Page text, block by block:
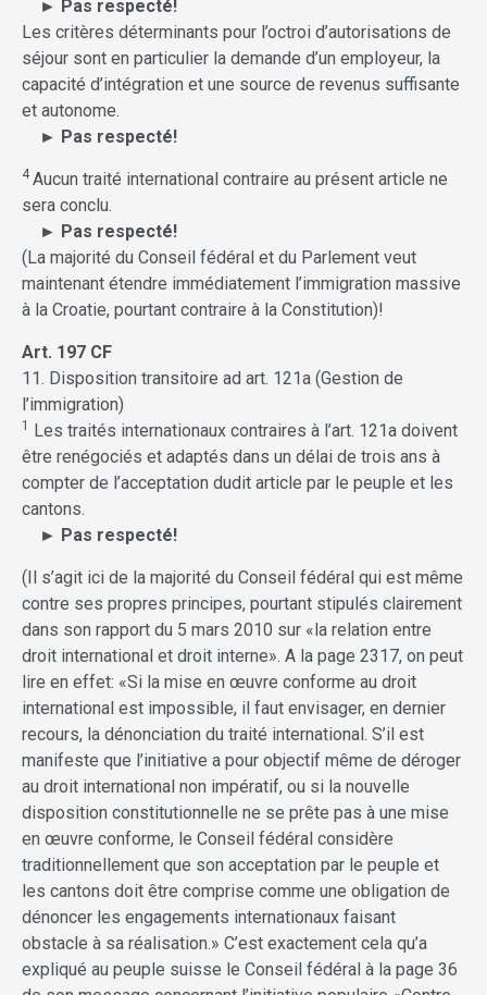
► Pas respecté!
Les critères déterminants pour l’octroi d’autorisations de
séjour sont en particulier la demande d’un employeur, la
capacité d’intégration et une source de revenus suffisante
et autonome.
► Pas respecté!
4 Aucun traité international contraire au présent article ne
sera conclu.
► Pas respecté!
(La majorité du Conseil fédéral et du Parlement veut
maintenant étendre immédiatement l’immigration massive
à la Croatie, pourtant contraire à la Constitution)!
Art. 197 CF
11. Disposition transitoire ad art. 121a (Gestion de
l’immigration)
1
Les traités internationaux contraires à l’art. 121a doivent
être renégociés et adaptés dans un délai de trois ans à
compter de l’acceptation dudit article par le peuple et les
cantons.
► Pas respecté!
(Il s’agit ici de la majorité du Conseil fédéral qui est même
contre ses propres principes, pourtant stipulés clairement
dans son rapport du 5 mars 2010 sur «la relation entre
droit international et droit interne». A la page 2317, on peut
lire en effet: «Si la mise en œuvre conforme au droit
international est impossible, il faut envisager, en dernier
recours, la dénonciation du traité international. S’il est
manifeste que l’initiative a pour objectif même de déroger
au droit international non impératif, ou si la nouvelle
disposition constitutionnelle ne se prête pas à une mise
en œuvre conforme, le Conseil fédéral considère
traditionnellement que son acceptation par le peuple et
les cantons doit être comprise comme une obligation de
dénoncer les engagements internationaux faisant
obstacle à sa réalisation.» C’est exactement cela qu’a
expliqué au peuple suisse le Conseil fédéral à la page 36